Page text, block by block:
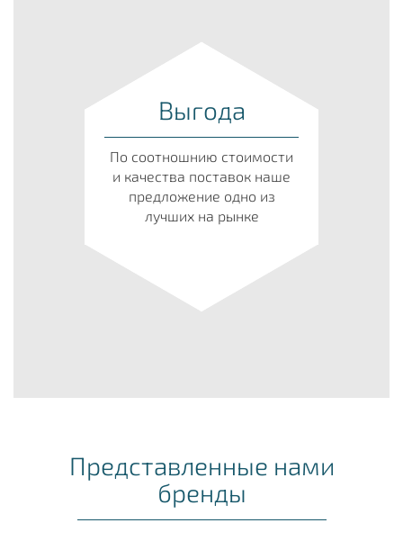
Выгода
По соотношнию стоимости
и качества поставок наше
предложение одно из
лучших на рынке
Представленные нами
бренды